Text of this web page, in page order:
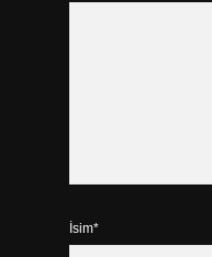
İsim*